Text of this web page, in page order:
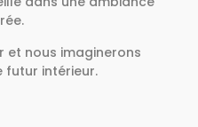
et nous imaginerons
futur intérieur.